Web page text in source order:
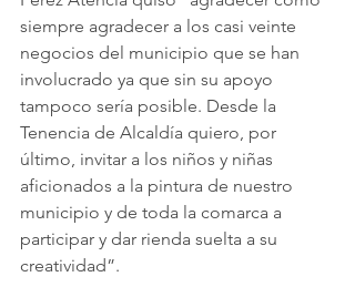
siempre agradecer a los casi veinte
negocios del municipio que se han
involucrado ya que sin su apoyo
tampoco sería posible. Desde la
Tenencia de Alcaldía quiero, por
último, invitar a los niños y niñas
aficionados a la pintura de nuestro
municipio y de toda la comarca a
participar y dar rienda suelta a su
creatividad”.